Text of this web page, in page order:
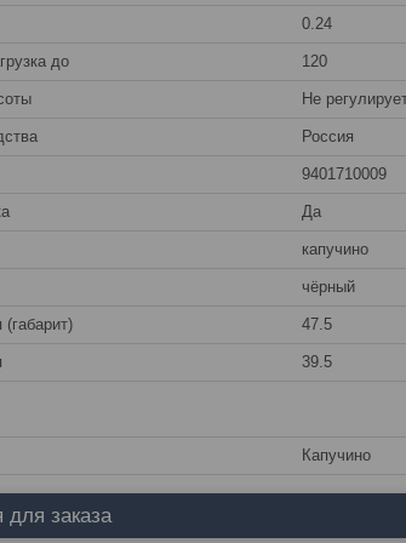
0.24
до 120
Не
Россия
9401710009
Да
капучино
чёрный
47.5
39.5
Капучино
заказа